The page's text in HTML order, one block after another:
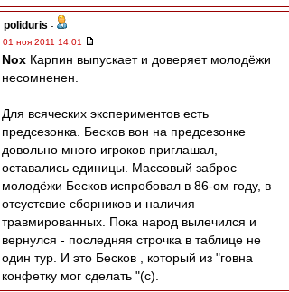
poliduris -
01 ноя 2011 14:01
Nox Карпин выпускает и доверяет молодёжи
несомненен.
Для всяческих экспериментов есть
предсезонка. Бесков вон на предсезонке
довольно много игроков приглашал,
оставались единицы. Массовый заброс
молодёжи Бесков испробовал в 86-ом году, в
отсустсвие сборников и наличия
травмированных. Пока народ вылечился и
вернулся - последняя строчка в таблице не
один тур. И это Бесков , который из "говна
конфетку мог сделать "(с).